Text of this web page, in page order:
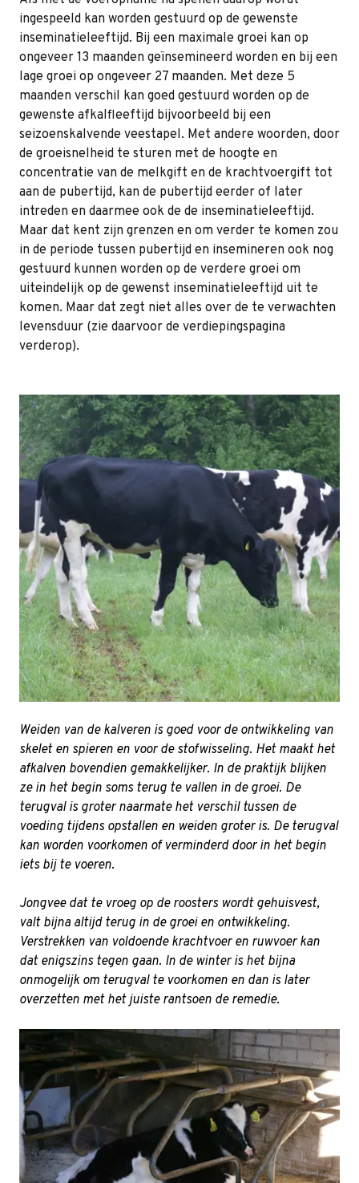
ingespeeld kan worden gestuurd op de gewenste
inseminatieleeftijd. Bij een maximale groei kan op
ongeveer 13 maanden geïnsemineerd worden en bij een
lage groei op ongeveer 27 maanden. Met deze 5
maanden verschil kan goed gestuurd worden op de
gewenste afkalfleeftijd bijvoorbeeld bij een
seizoenskalvende veestapel. Met andere woorden, door
de groeisnelheid te sturen met de hoogte en
concentratie van de melkgift en de krachtvoergift tot
aan de pubertijd, kan de pubertijd eerder of later
intreden en daarmee ook de de inseminatieleeftijd.
Maar dat kent zijn grenzen en om verder te komen zou
in de periode tussen pubertijd en insemineren ook nog
gestuurd kunnen worden op de verdere groei om
uiteindelijk op de gewenst inseminatieleeftijd uit te
komen. Maar dat zegt niet alles over de te verwachten
levensduur (zie daarvoor de verdiepingspagina
verderop).
Weiden van de kalveren is goed voor de ontwikkeling van
skelet en spieren en voor de stofwisseling. Het maakt het
afkalven bovendien gemakkelijker. In de praktijk blijken
ze in het begin soms terug te vallen in de groei. De
terugval is groter naarmate het verschil tussen de
voeding tijdens opstallen en weiden groter is. De terugval
kan worden voorkomen of verminderd door in het begin
iets bij te voeren.
Jongvee dat te vroeg op de roosters wordt gehuisvest,
valt bijna altijd terug in de groei en ontwikkeling.
Verstrekken van voldoende krachtvoer en ruwvoer kan
dat enigszins tegen gaan. In de winter is het bijna
onmogelijk om terugval te voorkomen en dan is later
overzetten met het juiste rantsoen de remedie.